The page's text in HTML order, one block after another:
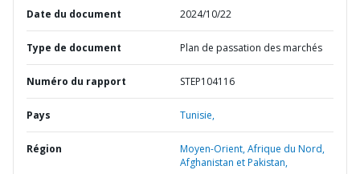
Date du document 2024/10/22
Type de document Plan de passation des marchés
Numéro du rapport STEP104116
Pays Tunisie,
Région
Moyen-Orient, Afrique du Nord,
Afghanistan et Pakistan,